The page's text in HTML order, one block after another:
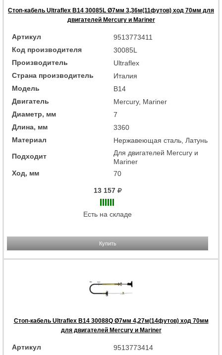
Стоп-кабель Ultraflex B14 30085L Ø7мм 3,36м(11футов) ход 70мм для
двигателей Mercury и Mariner
Артикул
9513773411
Код производителя
30085L
Производитель
Ultraflex
Страна производитель
Италия
Модель
B14
Двигатель
Mercury, Mariner
Диаметр, мм
7
Длина, мм
3360
Материал
Нержавеющая сталь, Латунь
Подходит
Для двигателей Mercury и
Mariner
Ход, мм
70
13 157
Есть на складе
Купить
Стоп-кабель Ultraflex B14 30088Q Ø7мм 4,27м(14футов) ход 70мм
для двигателей Mercury и Mariner
Артикул
9513773414